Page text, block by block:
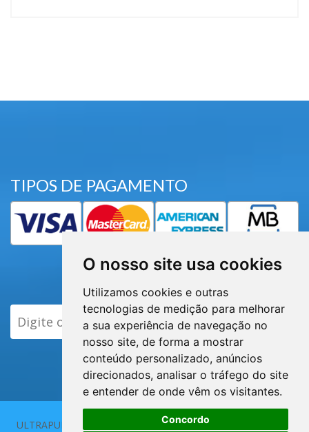
O nosso site usa cookies
Utilizamos cookies e outras
tecnologias de medição para melhorar
a sua experiência de navegação no
nosso site, de forma a mostrar
conteúdo personalizado, anúncios
direcionados, analisar o tráfego do site
e entender de onde vêm os visitantes.
Concordo
TIPOS DE PAGAMENTO
Subscrever Newsletter
ENVIAR
ULTRAPUR 2013 - 2026 | Elaborado por